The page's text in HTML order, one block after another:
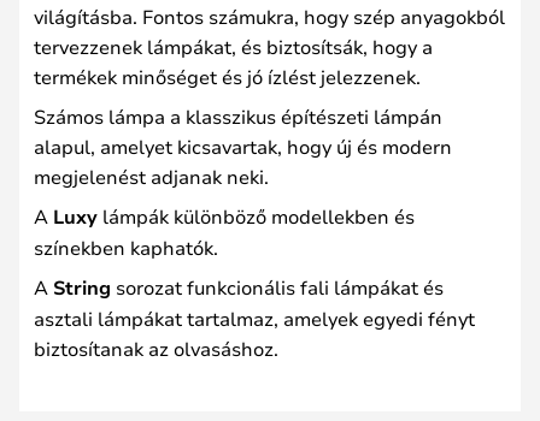
világításba. Fontos számukra, hogy szép anyagokból
tervezzenek lámpákat, és biztosítsák, hogy a
termékek minőséget és jó ízlést jelezzenek.
Számos lámpa a klasszikus építészeti lámpán
alapul, amelyet kicsavartak, hogy új és modern
megjelenést adjanak neki.
A Luxy lámpák különböző modellekben és
színekben kaphatók.
A String sorozat funkcionális fali lámpákat és
asztali lámpákat tartalmaz, amelyek egyedi fényt
biztosítanak az olvasáshoz.